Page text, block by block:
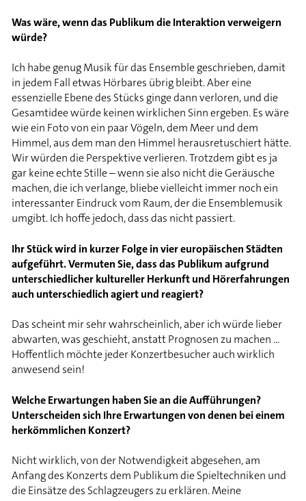
Was wäre, wenn das Publikum die Interaktion verweigern
würde?
Ich habe genug Musik für das Ensemble geschrieben, damit
in jedem Fall etwas Hörbares übrig bleibt. Aber eine
essenzielle Ebene des Stücks ginge dann verloren, und die
Gesamtidee würde keinen wirklichen Sinn ergeben. Es wäre
wie ein Foto von ein paar Vögeln, dem Meer und dem
Himmel, aus dem man den Himmel herausretuschiert hätte.
Wir würden die Perspektive verlieren. Trotzdem gibt es ja
gar keine echte Stille – wenn sie also nicht die Geräusche
machen, die ich verlange, bliebe vielleicht immer noch ein
interessanter Eindruck vom Raum, der die Ensemblemusik
umgibt. Ich hoffe jedoch, dass das nicht passiert.
Ihr Stück wird in kurzer Folge in vier europäischen Städten
aufgeführt. Vermuten Sie, dass das Publikum aufgrund
unterschiedlicher kultureller Herkunft und Hörerfahrungen
auch unterschiedlich agiert und reagiert?
Das scheint mir sehr wahrscheinlich, aber ich würde lieber
abwarten, was geschieht, anstatt Prognosen zu machen ...
Hoffentlich möchte jeder Konzertbesucher auch wirklich
anwesend sein!
Welche Erwartungen haben Sie an die Aufführungen?
Unterscheiden sich Ihre Erwartungen von denen bei einem
herkömmlichen Konzert?
Nicht wirklich, von der Notwendigkeit abgesehen, am
Anfang des Konzerts dem Publikum die Spieltechniken und
die Einsätze des Schlagzeugers zu erklären. Meine